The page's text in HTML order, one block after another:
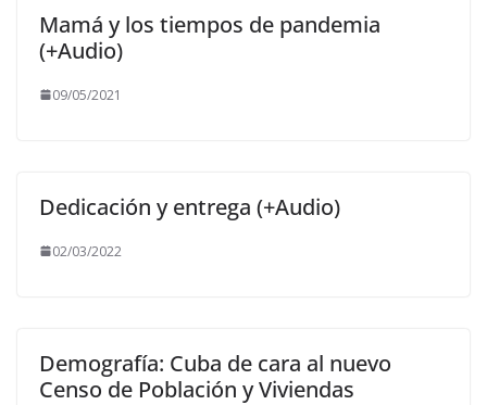
Mamá y los tiempos de pandemia
(+Audio)
09/05/2021
Dedicación y entrega (+Audio)
02/03/2022
Demografía: Cuba de cara al nuevo
Censo de Población y Viviendas